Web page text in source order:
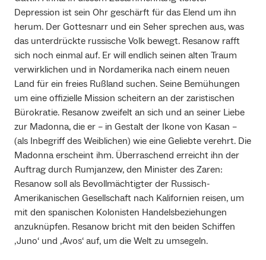
Depression ist sein Ohr geschärft für das Elend um ihn
herum. Der Gottesnarr und ein Seher sprechen aus, was
das unterdrückte russische Volk bewegt. Resanow rafft
sich noch einmal auf. Er will endlich seinen alten Traum
verwirklichen und in Nordamerika nach einem neuen
Land für ein freies Rußland suchen. Seine Bemühungen
um eine offizielle Mission scheitern an der zaristischen
Bürokratie. Resanow zweifelt an sich und an seiner Liebe
zur Madonna, die er – in Gestalt der Ikone von Kasan –
(als Inbegriff des Weiblichen) wie eine Geliebte verehrt. Die
Madonna erscheint ihm. Überraschend erreicht ihn der
Auftrag durch Rumjanzew, den Minister des Zaren:
Resanow soll als Bevollmächtigter der Russisch-
Amerikanischen Gesellschaft nach Kalifornien reisen, um
mit den spanischen Kolonisten Handelsbeziehungen
anzuknüpfen. Resanow bricht mit den beiden Schiffen
‚Juno‘ und ‚Avos‘ auf, um die Welt zu umsegeln.